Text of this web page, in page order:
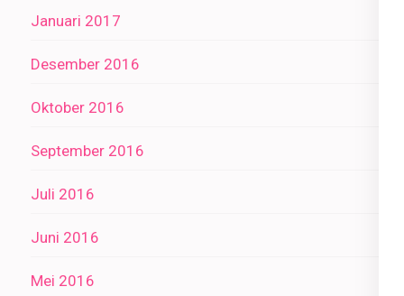
Januari 2017
Desember 2016
Oktober 2016
September 2016
Juli 2016
Juni 2016
Mei 2016